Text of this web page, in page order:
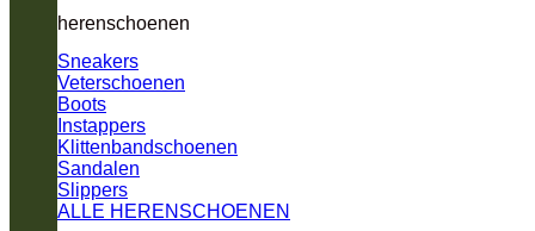
herenschoenen
Sneakers
Veterschoenen
Boots
Instappers
Klittenbandschoenen
Sandalen
Slippers
ALLE HERENSCHOENEN